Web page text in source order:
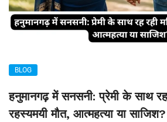
BLOG
हनुमानगढ़ में सनसनी: प्रेमी के साथ रह
रहस्यमयी मौत, आत्महत्या या साजिश?